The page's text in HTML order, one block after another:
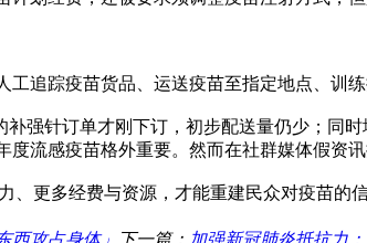
追踪疫苗货品、运送疫苗至指定地点、训
强针订单才刚下订，初步配送量仍少；同
流感疫苗格外重要。然而在社群媒体假资
更多经费与资源，才能重建民众对疫苗的信
西攻占身体」 下一篇： 加强新冠肺炎抵抗力